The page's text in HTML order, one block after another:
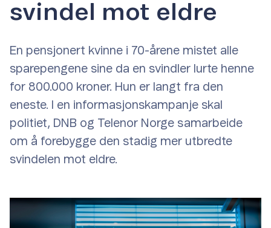
svindel mot eldre
En pensjonert kvinne i 70-årene mistet alle
sparepengene sine da en svindler lurte henne
for 800.000 kroner. Hun er langt fra den
eneste. I en informasjonskampanje skal
politiet, DNB og Telenor Norge samarbeide
om å forebygge den stadig mer utbredte
svindelen mot eldre.